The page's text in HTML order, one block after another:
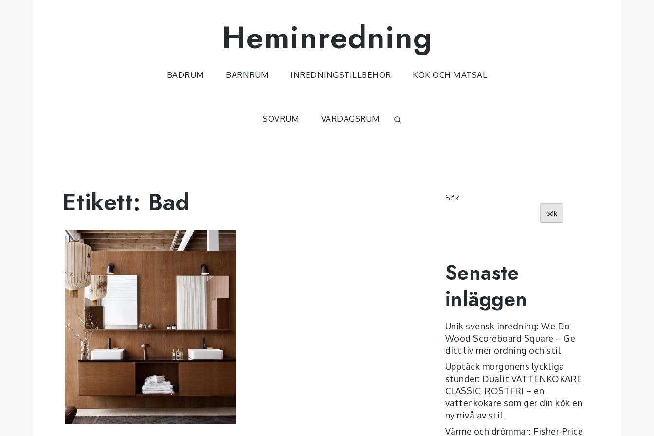
Heminredning
BADRUM BARNRUM INREDNINGSTILLBEHÖR KÖK OCH MATSAL
SOVRUM VARDAGSRUM
Etikett: Bad Sök
Sök
Senaste
inläggen
Unik svensk inredning: We Do
Wood Scoreboard Square – Ge
ditt liv mer ordning och stil
Upptäck morgonens lyckliga
stunder: Dualit VATTENKOKARE
CLASSIC, ROSTFRI – en
vattenkokare som ger din kök en
ny nivå av stil
Värme och drömmar: Fisher-Price